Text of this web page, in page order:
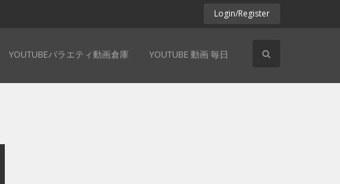
Login/Register
YOUTUBEバラエティ動画倉庫 YOUTUBE 動画 毎日